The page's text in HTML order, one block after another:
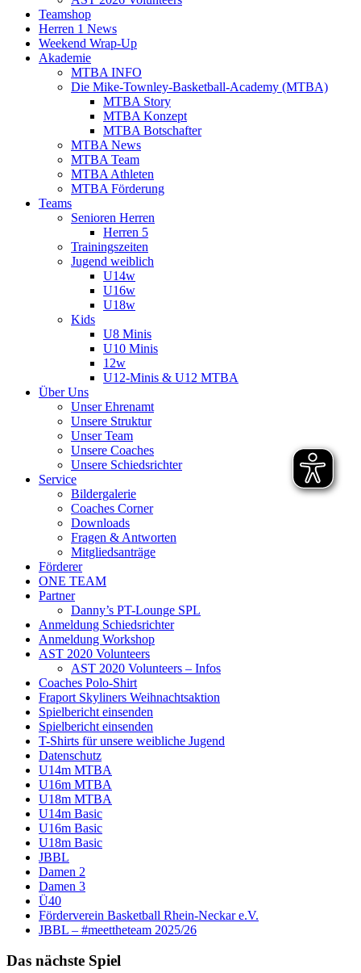
Teamshop
Herren 1 News
Weekend Wrap-Up
Akademie
MTBA INFO
Die Mike-Townley-Basketball-Academy (MTBA)
MTBA Story
MTBA Konzept
MTBA Botschafter
MTBA News
MTBA Team
MTBA Athleten
MTBA Förderung
Teams
Senioren Herren
Herren 5
Trainingszeiten
Jugend weiblich
U14w
U16w
U18w
Kids
U8 Minis
U10 Minis
12w
U12-Minis & U12 MTBA
Über Uns
Unser Ehrenamt
Unsere Struktur
Unser Team
Unsere Coaches
Unsere Schiedsrichter
Service
Bildergalerie
Coaches Corner
Downloads
Fragen & Antworten
Mitgliedsanträge
Förderer
ONE TEAM
Partner
Danny’s PT-Lounge SPL
Anmeldung Schiedsrichter
Anmeldung Workshop
AST 2020 Volunteers
AST 2020 Volunteers – Infos
Coaches Polo-Shirt
Fraport Skyliners Weihnachtsaktion
Spielbericht einsenden
Spielbericht einsenden
T-Shirts für unsere weibliche Jugend
Datenschutz
U14m MTBA
U16m MTBA
U18m MTBA
U14m Basic
U16m Basic
U18m Basic
JBBL
Damen 2
Damen 3
Ü40
Förderverein Basketball Rhein-Neckar e.V.
JBBL – #meettheteam 2025/26
Das nächste Spiel